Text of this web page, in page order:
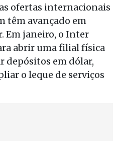
ofertas internacionais
têm avançado em
Em janeiro, o Inter
abrir uma filial física
depósitos em dólar,
o leque de serviços